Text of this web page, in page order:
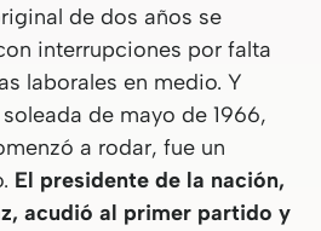
de dos años se
interrupciones por falta
laborales en medio. Y
de mayo de 1966,
a rodar, fue un
El presidente de la nación,
acudió al primer partido y